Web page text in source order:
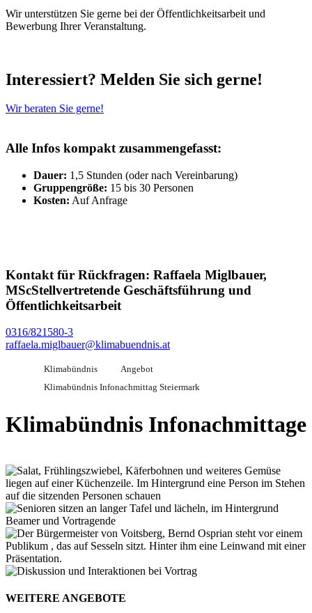
Wir unterstützen Sie gerne bei der Öffentlichkeitsarbeit und
Bewerbung Ihrer Veranstaltung.
Interessiert? Melden Sie sich gerne!
Wir beraten Sie gerne!
Alle Infos kompakt zusammengefasst:
Dauer: 1,5 Stunden (oder nach Vereinbarung)
Gruppengröße: 15 bis 30 Personen
Kosten: Auf Anfrage
Kontakt für Rückfragen: Raffaela Miglbauer,
MScStellvertretende Geschäftsführung und
Öffentlichkeitsarbeit
0316/821580-3
raffaela.miglbauer@klimabuendnis.at
Klimabündnis
Angebot
Klimabündnis Infonachmittag Steiermark
Klimabündnis Infonachmittage
WEITERE ANGEBOTE